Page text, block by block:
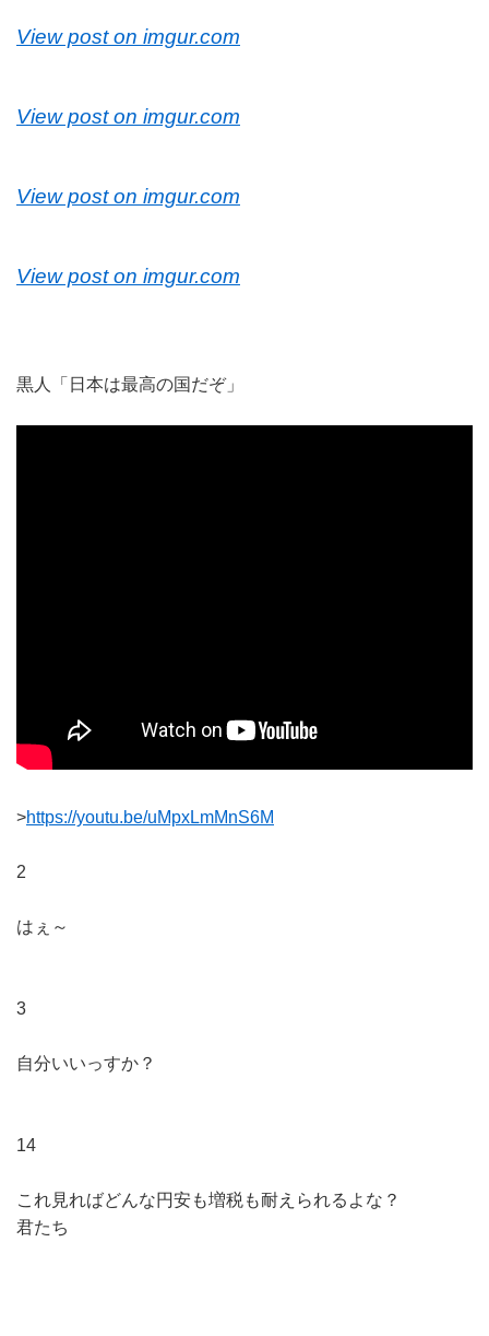
View post on imgur.com
View post on imgur.com
View post on imgur.com
View post on imgur.com
黒人「日本は最高の国だぞ」
>https://youtu.be/uMpxLmMnS6M
2
はぇ～
3
自分いいっすか？
14
これ見ればどんな円安も増税も耐えられるよな？
君たち